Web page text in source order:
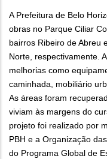
A Prefeitura de Belo
obras no Parque Ciliar
bairros Ribeiro de Abreu
Norte, respectivamente.
melhorias como
caminhada, mobiliário
As áreas foram
viviam às margens do
projeto foi realizado por
PBH e a Organização
do Programa Global de